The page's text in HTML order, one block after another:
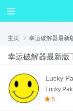
主页 幸运破解器最新
幸运破解器最新版
Lucky
Lucky
5